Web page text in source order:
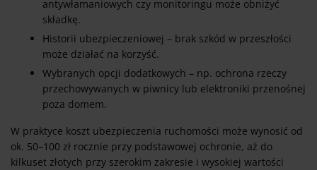
antywłamaniowych czy monitoringu może obniżyć
składkę.
Historii ubezpieczeniowej – brak szkód w przeszłości
może działać na korzyść.
Wybranych opcji dodatkowych – np. ochrona rzeczy
przechowywanych w piwnicy lub elektroniki przenośnej
poza domem.
W praktyce koszt ubezpieczenia ruchomości może wynosić od
ok. 50–100 zł rocznie przy podstawowej ochronie, aż do
kilkuset złotych przy szerokim zakresie i wysokiej wartości